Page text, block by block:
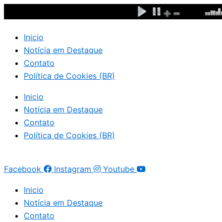
Ir
para
conteúdo
Inicio
Notícia em Destaque
Contato
Política de Cookies (BR)
Inicio
Notícia em Destaque
Contato
Política de Cookies (BR)
Facebook Instagram Youtube
Inicio
Notícia em Destaque
Contato